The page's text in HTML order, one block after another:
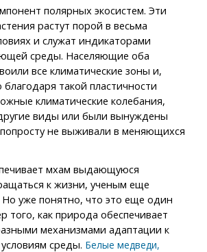
полярных экосистем. Эти
растут порой в весьма
и служат индикаторами
среды. Населяющие оба
все климатические зоны и,
такой пластичности
климатические колебания,
виды или были вынуждены
не выживали в меняющихся
мхам выдающуюся
к жизни, ученым еще
Но уже понятно, что это еще один
того, как природа обеспечивает
механизмами адаптации к
среды. Белые медведи,